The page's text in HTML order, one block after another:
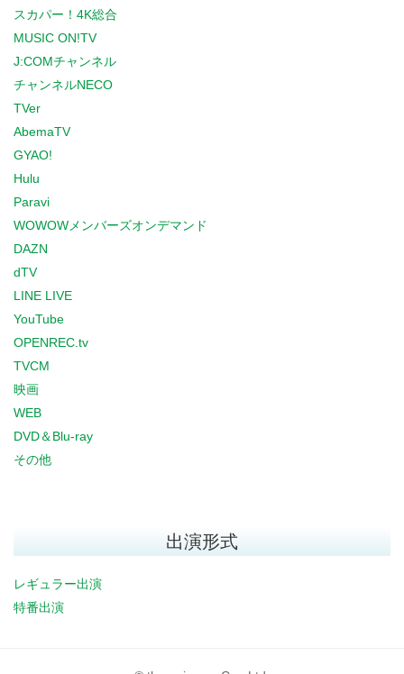
スカパー！4K総合
MUSIC ON!TV
J:COMチャンネル
チャンネルNECO
TVer
AbemaTV
GYAO!
Hulu
Paravi
WOWOWメンバーズオンデマンド
DAZN
dTV
LINE LIVE
YouTube
OPENREC.tv
TVCM
映画
WEB
DVD＆Blu-ray
その他
出演形式
レギュラー出演
特番出演